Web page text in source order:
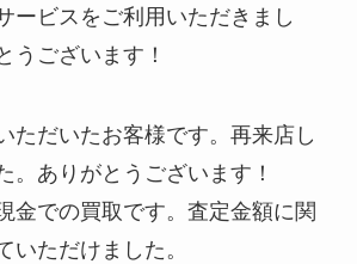
ービスをご利用いただきまし
うございます！
ただいたお客様です。再来店し
。ありがとうございます！
金での買取です。査定金額に関
いただけました。